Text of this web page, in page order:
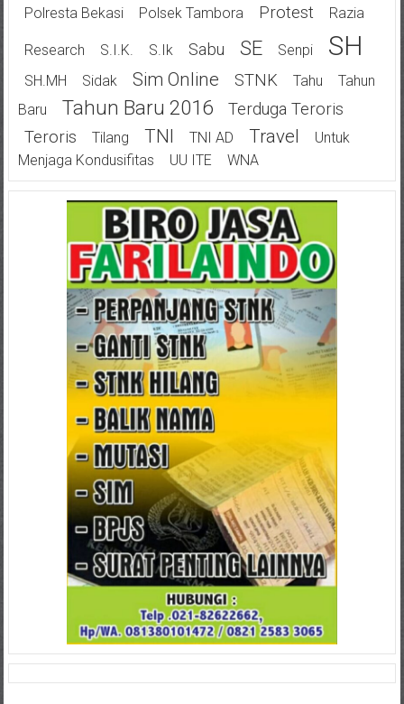
Polresta Bekasi
Polsek Tambora Protest Razia
Research S.I.K. S.Ik Sabu SE Senpi SH
SH.MH Sidak Sim Online STNK Tahu
Tahun
Baru
Tahun Baru 2016
Terduga Teroris
Teroris
Tilang TNI TNI AD Travel
Untuk
Menjaga Kondusifitas
UU ITE WNA